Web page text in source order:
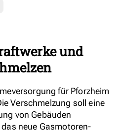
und
für Pforzheim
Verschmelzung soll eine
von Gebäuden
neue Gasmotoren-